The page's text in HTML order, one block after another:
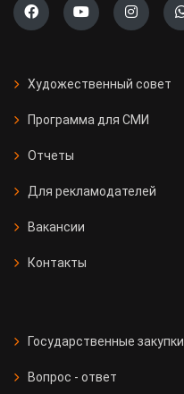
Художественный совет
Программа для СМИ
Отчеты
Для рекламодателей
Вакансии
Контакты
Государственные закупки
Вопрос - ответ